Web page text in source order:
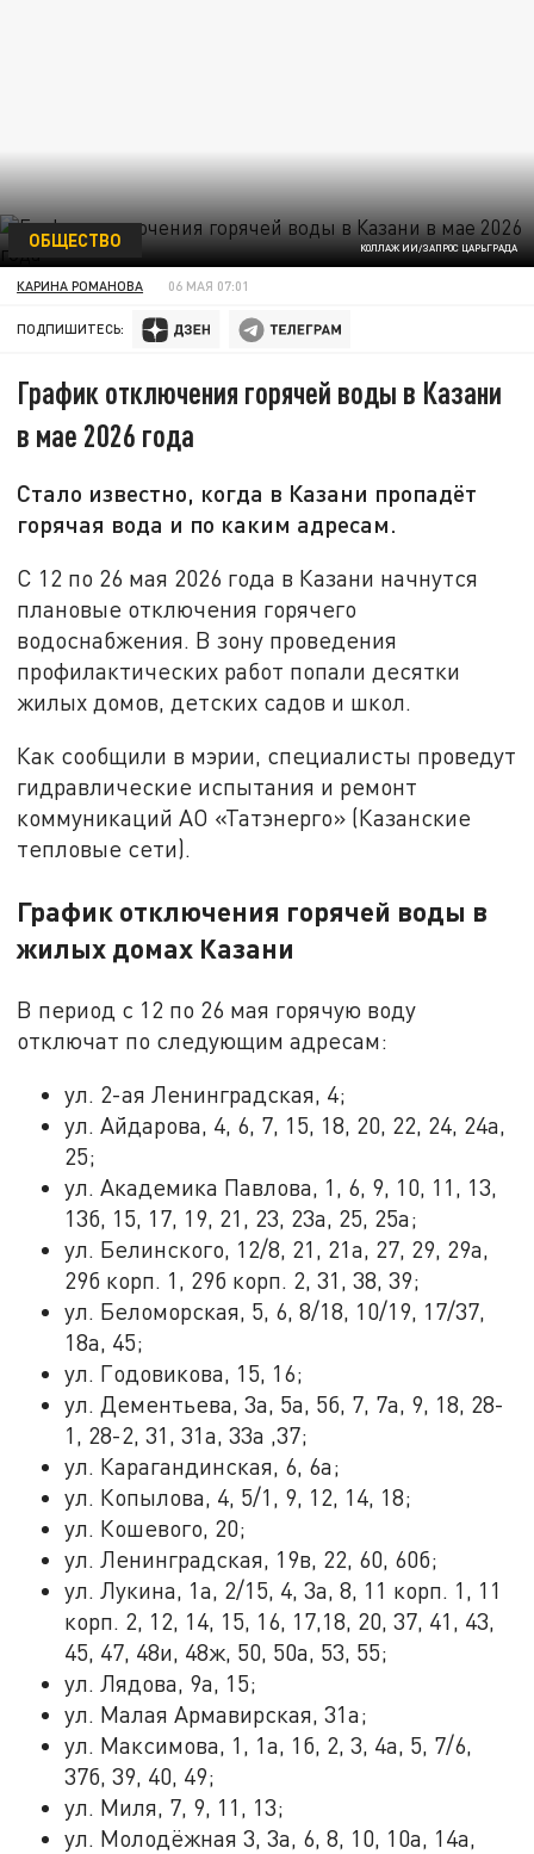
КОЛЛАЖ ИИ/ЗАПРОС ЦАРЬГРАДА
ОБЩЕСТВО
КАРИНА РОМАНОВА 06 МАЯ 07:01
ПОДПИШИТЕСЬ:
График отключения горячей воды в Казани
в мае 2026 года
Стало известно, когда в Казани пропадёт
горячая вода и по каким адресам.
С 12 по 26 мая 2026 года в Казани начнутся
плановые отключения горячего
водоснабжения. В зону проведения
профилактических работ попали десятки
жилых домов, детских садов и школ.
Как сообщили в мэрии, специалисты проведут
гидравлические испытания и ремонт
коммуникаций АО «Татэнерго» (Казанские
тепловые сети).
График отключения горячей воды в
жилых домах Казани
В период с 12 по 26 мая горячую воду
отключат по следующим адресам:
ул. 2-ая Ленинградская, 4;
ул. Айдарова, 4, 6, 7, 15, 18, 20, 22, 24, 24а,
25;
ул. Академика Павлова, 1, 6, 9, 10, 11, 13,
13б, 15, 17, 19, 21, 23, 23а, 25, 25а;
ул. Белинского, 12/8, 21, 21а, 27, 29, 29а,
29б корп. 1, 29б корп. 2, 31, 38, 39;
ул. Беломорская, 5, 6, 8/18, 10/19, 17/37,
18а, 45;
ул. Годовикова, 15, 16;
ул. Дементьева, 3а, 5а, 5б, 7, 7а, 9, 18, 28-
1, 28-2, 31, 31а, 33а ,37;
ул. Карагандинская, 6, 6а;
ул. Копылова, 4, 5/1, 9, 12, 14, 18;
ул. Кошевого, 20;
ул. Ленинградская, 19в, 22, 60, 60б;
ул. Лукина, 1а, 2/15, 4, 3а, 8, 11 корп. 1, 11
корп. 2, 12, 14, 15, 16, 17,18, 20, 37, 41, 43,
45, 47, 48и, 48ж, 50, 50а, 53, 55;
ул. Лядова, 9а, 15;
ул. Малая Армавирская, 31а;
ул. Максимова, 1, 1а, 1б, 2, 3, 4а, 5, 7/6,
37б, 39, 40, 49;
ул. Миля, 7, 9, 11, 13;
ул. Молодёжная 3, 3а, 6, 8, 10, 10а, 14а,